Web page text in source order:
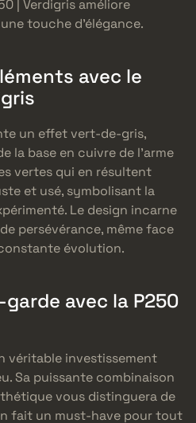
| Verdigris améliore
touche d’élégance.
avec le
un effet vert-de-gris,
la base en cuivre de l’arme
vertes qui en résultent
et usé, symbolisant la
Le design incarne
persévérance, même face
évolution.
garde avec la P250
véritable investissement
Sa puissante combinaison
vous distinguera de
fait un must-have pour tout